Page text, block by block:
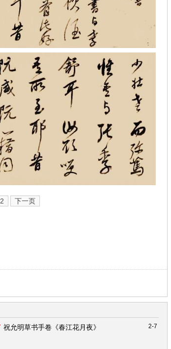
2 下一页
2-7
祝允明草书手卷《春江花月夜》